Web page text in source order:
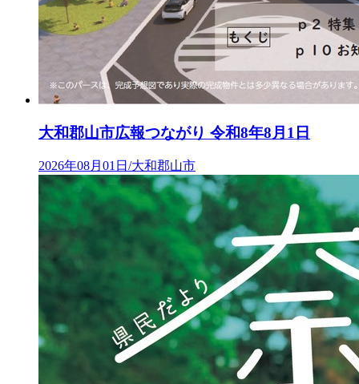
大和郡山市広報つながり 令和8年8月1日
2026年08月01日/大和郡山市